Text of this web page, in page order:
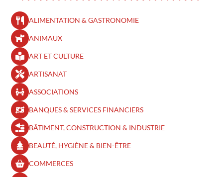
ALIMENTATION & GASTRONOMIE
ANIMAUX
ART ET CULTURE
ARTISANAT
ASSOCIATIONS
BANQUES & SERVICES FINANCIERS
BÂTIMENT, CONSTRUCTION & INDUSTRIE
BEAUTÉ, HYGIÈNE & BIEN-ÊTRE​
COMMERCES